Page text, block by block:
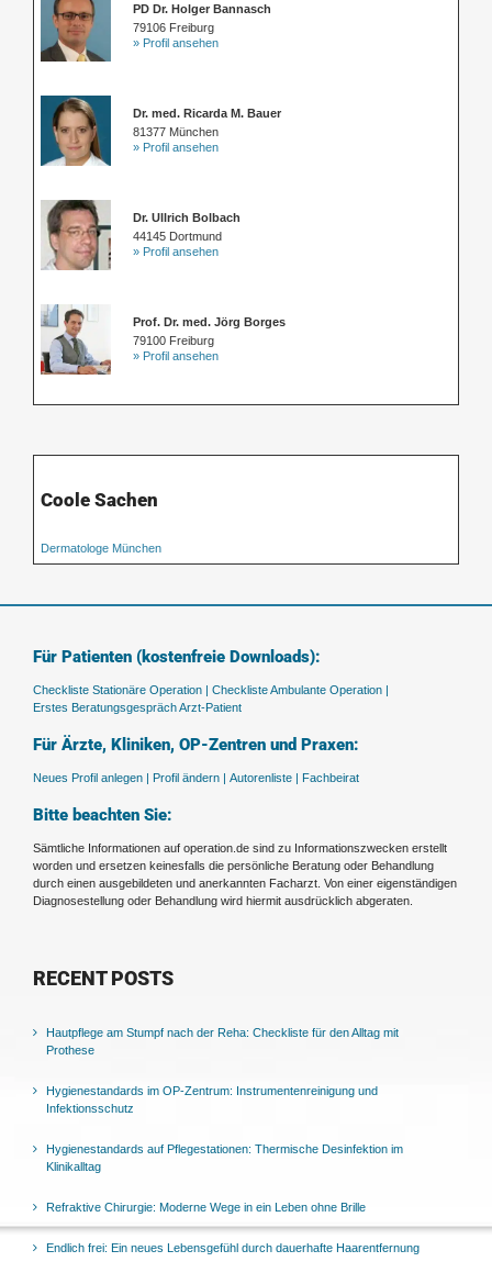
PD Dr. Holger Bannasch
79106 Freiburg
» Profil ansehen
Dr. med. Ricarda M. Bauer
81377 München
» Profil ansehen
Dr. Ullrich Bolbach
44145 Dortmund
» Profil ansehen
Prof. Dr. med. Jörg Borges
79100 Freiburg
» Profil ansehen
Coole Sachen
Dermatologe München
Für Patienten (kostenfreie Downloads):
Checkliste Stationäre Operation |
Checkliste Ambulante Operation |
Erstes Beratungsgespräch Arzt-Patient
Für Ärzte, Kliniken, OP-Zentren und Praxen:
Neues Profil anlegen | Profil ändern | Autorenliste | Fachbeirat
Bitte beachten Sie:
Sämtliche Informationen auf operation.de sind zu Informationszwecken erstellt
worden und ersetzen keinesfalls die persönliche Beratung oder Behandlung
durch einen ausgebildeten und anerkannten Facharzt. Von einer eigenständigen
Diagnosestellung oder Behandlung wird hiermit ausdrücklich abgeraten.
RECENT POSTS
Hautpflege am Stumpf nach der Reha: Checkliste für den Alltag mit
Prothese
Hygienestandards im OP-Zentrum: Instrumentenreinigung und
Infektionsschutz
Hygienestandards auf Pflegestationen: Thermische Desinfektion im
Klinikalltag
Refraktive Chirurgie: Moderne Wege in ein Leben ohne Brille
Endlich frei: Ein neues Lebensgefühl durch dauerhafte Haarentfernung